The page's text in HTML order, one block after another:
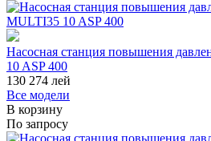
Насосная станция повышения
10 ASP 400
130 274 лей
Все модели
В корзину
По запросу